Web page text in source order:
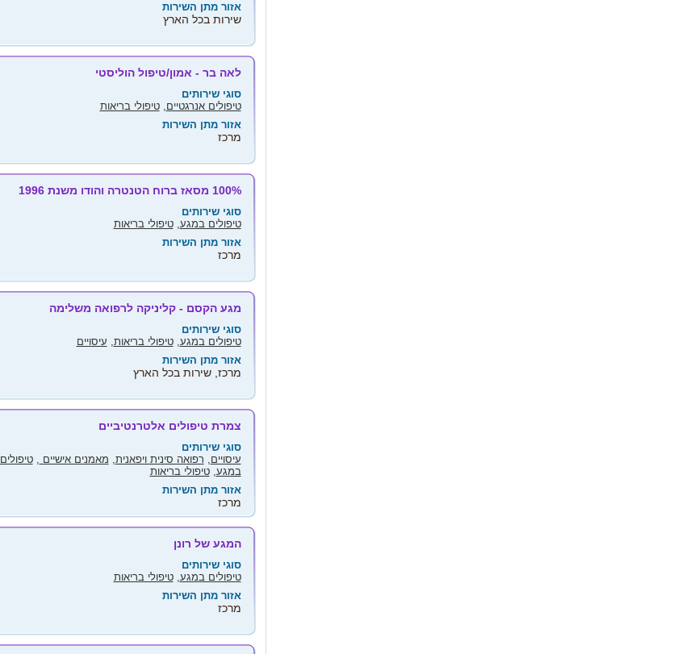
אזור מתן השירות
שירות בכל הארץ
לאה בר - אמון/טיפול הוליסטי
סוגי שירותים
טיפולים אנרגטיים,טיפולי בריאות
אזור מתן השירות
מרכז
100% מסאז ברוח הטנטרה והודו משנת 1996
סוגי שירותים
טיפולים במגע,טיפולי בריאות
אזור מתן השירות
מרכז
מגע הקסם - קליניקה לרפואה משלימה
סוגי שירותים
טיפולים במגע,טיפולי בריאות, עיסויים
אזור מתן השירות
מרכז, שירות בכל הארץ
צמרת טיפולים אלטרנטיביים
סוגי שירותים
עיסויים, רפואה סינית ויפאנית, מאמנים אישיים ,טיפולים
במגע,טיפולי בריאות
אזור מתן השירות
מרכז
המגע של רונן
סוגי שירותים
טיפולים במגע,טיפולי בריאות
אזור מתן השירות
מרכז